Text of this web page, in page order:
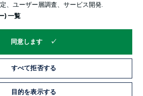
リシー 優先設定を管理する
、ユーザー層調査、サービス開発.
) 一覧
同意します
すべて拒否する
目的を表示する